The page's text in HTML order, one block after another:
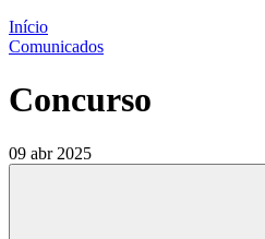
Início
Comunicados
Concurso
09 abr 2025